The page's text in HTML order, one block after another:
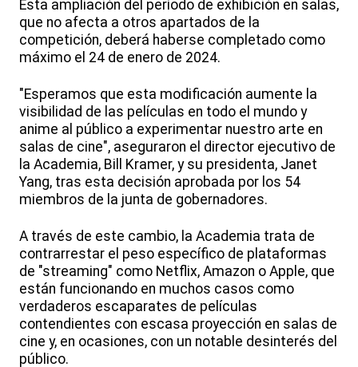
Esta ampliación del período de exhibición en salas,
que no afecta a otros apartados de la
competición, deberá haberse completado como
máximo el 24 de enero de 2024.
"Esperamos que esta modificación aumente la
visibilidad de las películas en todo el mundo y
anime al público a experimentar nuestro arte en
salas de cine", aseguraron el director ejecutivo de
la Academia, Bill Kramer, y su presidenta, Janet
Yang, tras esta decisión aprobada por los 54
miembros de la junta de gobernadores.
A través de este cambio, la Academia trata de
contrarrestar el peso específico de plataformas
de "streaming" como Netflix, Amazon o Apple, que
están funcionando en muchos casos como
verdaderos escaparates de películas
contendientes con escasa proyección en salas de
cine y, en ocasiones, con un notable desinterés del
público.